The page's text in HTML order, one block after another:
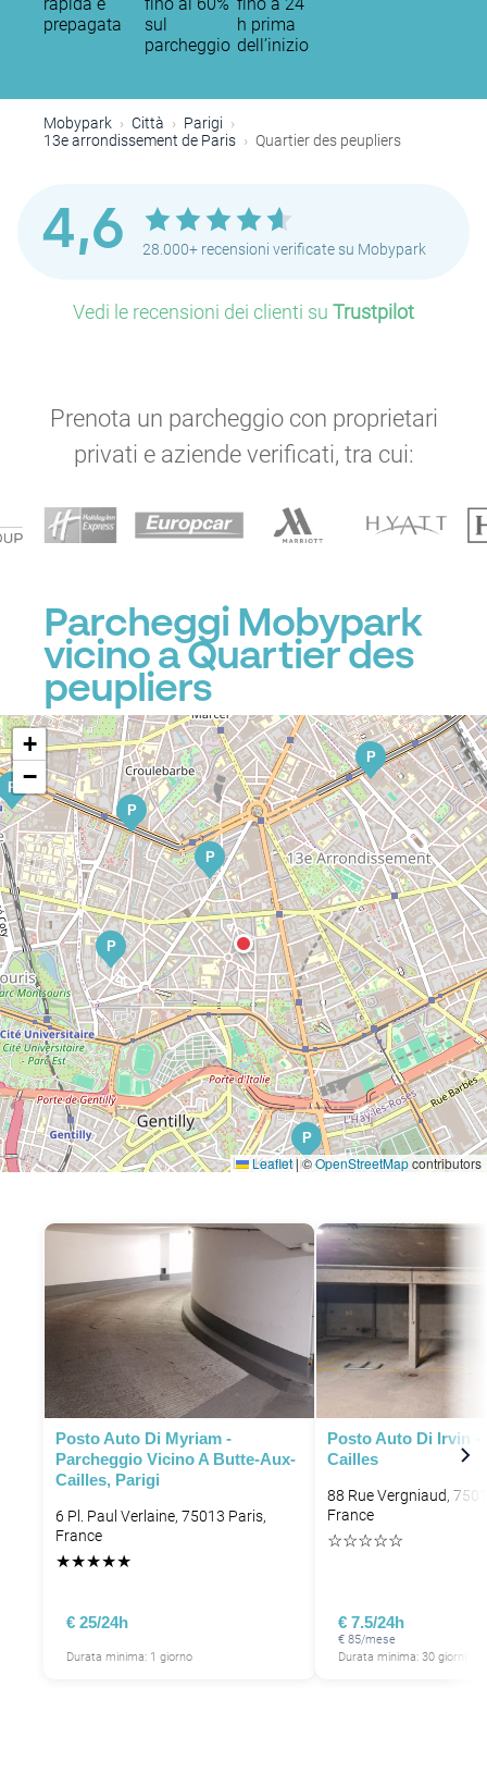
prepagata
sul
parcheggio
h prima
dell’inizio
Mobypark Città
Parigi
13e arrondissement de Paris
Quartier des peupliers
4,6 28.000+ recensioni verificate su Mobypark
Vedi le recensioni dei clienti su Trustpilot
Prenota un parcheggio con proprietari
privati e aziende verificati, tra cui:
Parcheggi Mobypark
vicino a Quartier des
peupliers
P
P
P
P
P
P
P
P
P
P
+
−
Leaflet|©OpenStreetMapcontributors
Posto Auto Di Myriam -
Parcheggio Vicino A Butte-Aux-
Cailles, Parigi
6 Pl. Paul Verlaine, 75013 Paris,
France
★★★★★
€ 25/24h
Durata minima: 1 giorno
Posto Auto Di Irvin -
Cailles
88 Rue Vergniaud,
France
☆☆☆☆☆
€ 7.5/24h
€ 85/mese
Durata minima: 30 giorni